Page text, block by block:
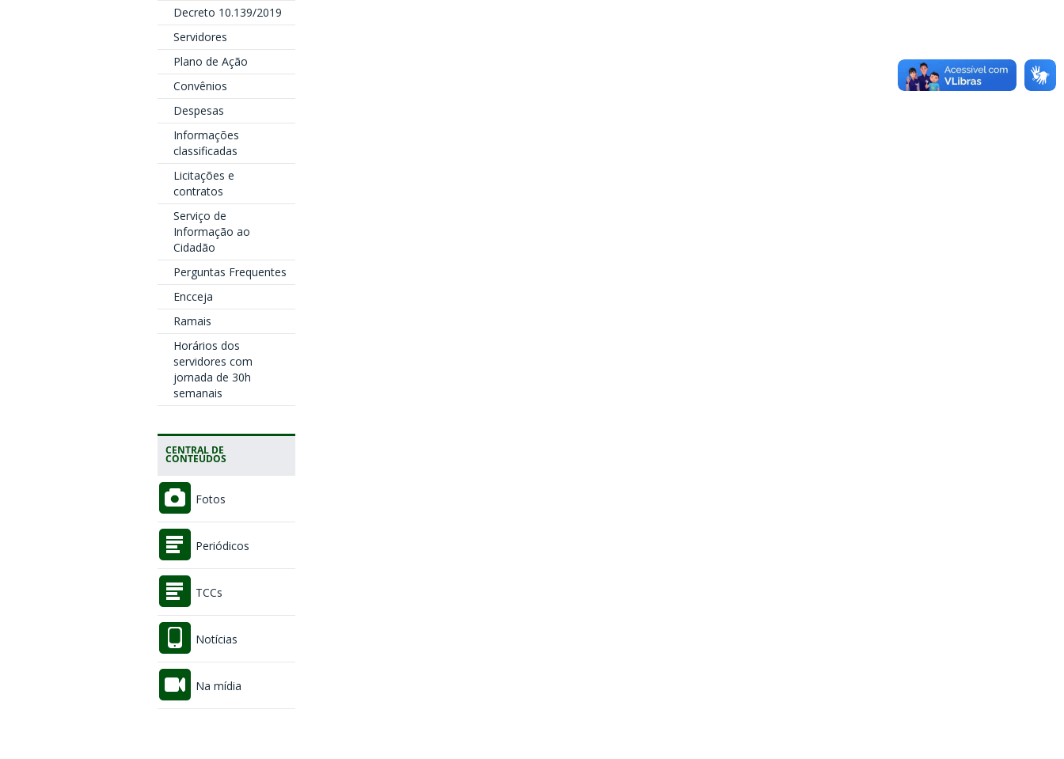
Decreto 10.139/2019
Servidores
Plano de Ação
Convênios
Despesas
Informações
classificadas
Licitações e
contratos
Serviço de
Informação ao
Cidadão
Perguntas Frequentes
Encceja
Ramais
Horários dos
servidores com
jornada de 30h
semanais
CENTRAL DE
CONTEÚDOS
Fotos
Periódicos
TCCs
Notícias
Na mídia